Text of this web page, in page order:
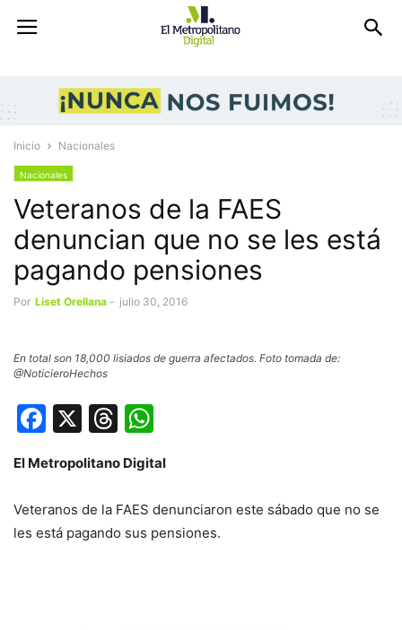
Inicio Nacionales
Nacionales
Veteranos de la FAES
denuncian que no se les está
pagando pensiones
Por Liset Orellana - julio 30, 2016
En total son 18,000 lisiados de guerra afectados. Foto tomada de:
@NoticieroHechos
Facebook
X Threads
El Metropolitano Digital
Veteranos de la FAES denunciaron este sábado que no se
les está pagando sus pensiones.